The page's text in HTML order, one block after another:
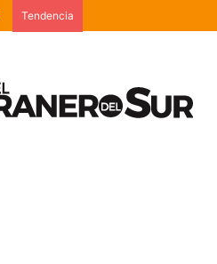
Tendencia